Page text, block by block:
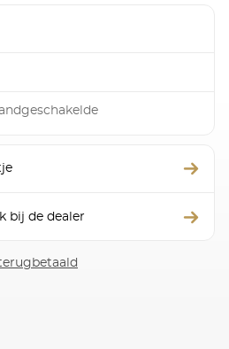
bij de dealer
terugbetaald